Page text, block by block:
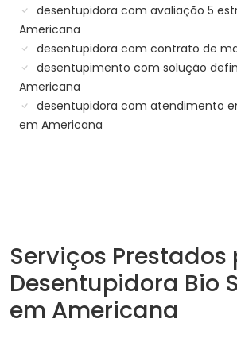
desentupidora com avaliação 5
Americana
desentupidora com contrato de
desentupimento com solução
Americana
desentupidora com atendimento
em Americana
Serviços Prestados
Desentupidora Bio
em Americana